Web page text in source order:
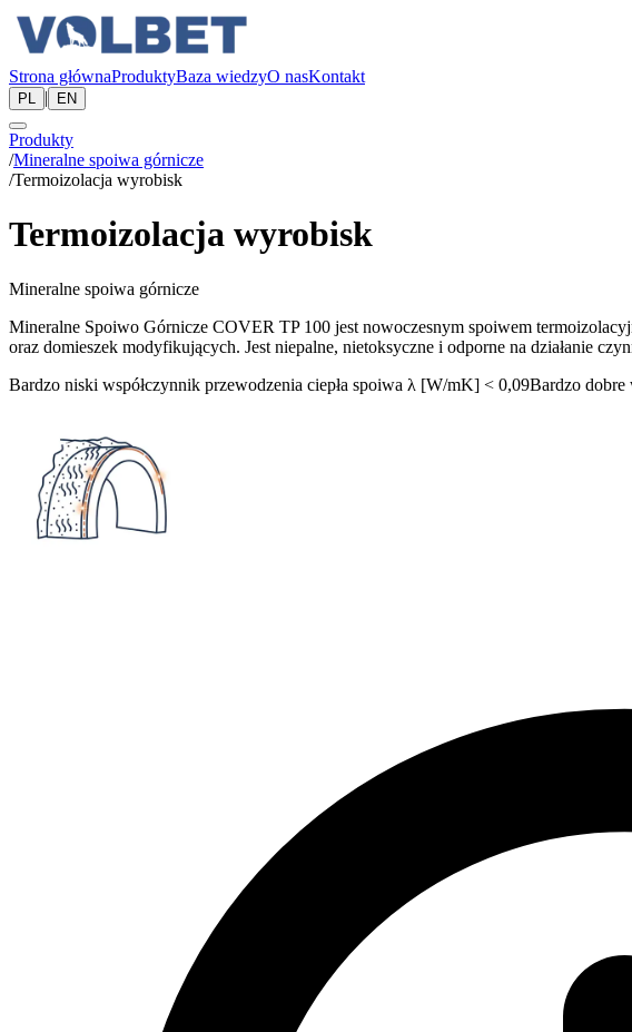
Strona głównaProduktyBaza wiedzyO nasKontakt
PL | EN
Produkty
/Mineralne spoiwa górnicze
/Termoizolacja wyrobisk
Termoizolacja wyrobisk
Mineralne spoiwa górnicze
Mineralne Spoiwo Górnicze COVER TP 100 jest nowoczesnym spoiwem
oraz domieszek modyfikujących. Jest niepalne, nietoksyczne i odporne na działanie
Bardzo niski współczynnik przewodzenia ciepła spoiwa λ [W/mK] < 0,09Bardzo dobre